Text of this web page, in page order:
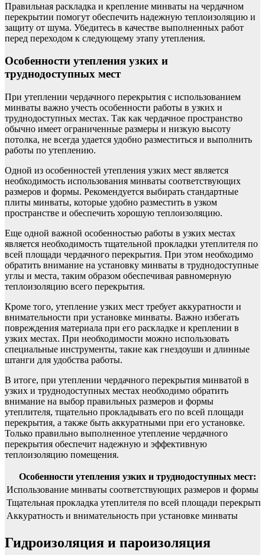
Правильная раскладка и крепление минваты на чердачном
перекрытии помогут обеспечить надежную теплоизоляцию и
защиту от шума. Убедитесь в качестве выполненных работ
перед переходом к следующему этапу утепления.
Особенности утепления узких и
труднодоступных мест
При утеплении чердачного перекрытия с использованием
минваты важно учесть особенности работы в узких и
труднодоступных местах. Так как чердачное пространство
обычно имеет ограниченные размеры и низкую высоту
потолка, не всегда удается удобно разместиться и выполнить
работы по утеплению.
Одной из особенностей утепления узких мест является
необходимость использования минваты соответствующих
размеров и формы. Рекомендуется выбирать стандартные
плиты минваты, которые удобно разместить в узком
пространстве и обеспечить хорошую теплоизоляцию.
Еще одной важной особенностью работы в узких местах
является необходимость тщательной прокладки утеплителя по
всей площади чердачного перекрытия. При этом необходимо
обратить внимание на установку минваты в труднодоступные
углы и места, таким образом обеспечивая равномерную
теплоизоляцию всего перекрытия.
Кроме того, утепление узких мест требует аккуратности и
внимательности при установке минваты. Важно избегать
повреждения материала при его раскладке и креплении в
узких местах. При необходимости можно использовать
специальные инструменты, такие как гнездоуши и длинные
штанги для удобства работы.
В итоге, при утеплении чердачного перекрытия минватой в
узких и труднодоступных местах необходимо обратить
внимание на выбор правильных размеров и формы
утеплителя, тщательно прокладывать его по всей площади
перекрытия, а также быть аккуратными при его установке.
Только правильно выполненное утепление чердачного
перекрытия обеспечит надежную и эффективную
теплоизоляцию помещения.
Особенности утепления узких и труднодоступных мест:
Использование минваты соответствующих размеров и формы
Тщательная прокладка утеплителя по всей площади
Аккуратность и внимательность при установке минваты
Гидроизоляция и пароизоляция